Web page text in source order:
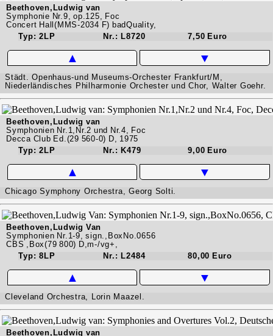
Beethoven,Ludwig van
Symphonie Nr.9, op.125, Foc
Concert Hall(MMS-2034 F) badQuality,
Typ: 2LP
Nr.: L8720 7,50 Euro
▲ ▼
Städt. Openhaus-und Museums-Orchester Frankfurt/M,
Niederländisches Philharmonie Orchester und Chor, Walter Goehr.
Beethoven,Ludwig van
Symphonien Nr.1,Nr.2 und Nr.4, Foc
Decca Club Ed.(29 560-0) D, 1975
Typ: 2LP
Nr.: K479 9,00 Euro
▲ ▼
Chicago Symphony Orchestra, Georg Solti.
Beethoven,Ludwig Van
Symphonien Nr.1-9, sign.,BoxNo.0656
CBS ,Box(79 800) D,m-/vg+,
Typ: 8LP
Nr.: L2484 80,00 Euro
▲ ▼
Cleveland Orchestra, Lorin Maazel.
Beethoven,Ludwig van